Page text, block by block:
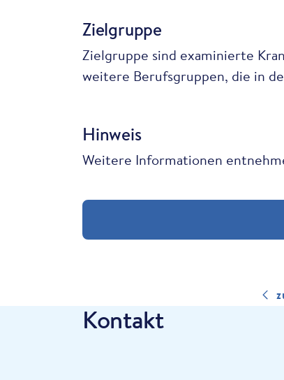
Zielgruppe
Zielgruppe sind examinierte
weitere Berufsgruppen, die in
Hinweis
Weitere Informationen
Kontakt